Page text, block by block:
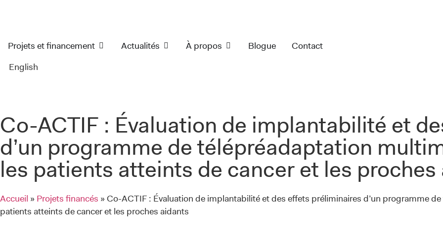
Projets et financement Actualités À propos Blogue
Contact
English
Co-ACTIF : Évaluation de implantabilité et
d’un programme de télépréadaptation
les patients atteints de cancer et les
Accueil » Projets financés » Co-ACTIF : Évaluation de implantabilité et des effets préliminaires d’un programme
patients atteints de cancer et les proches aidants